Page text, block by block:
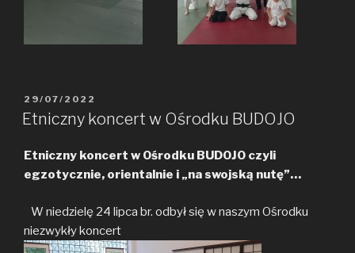
POSTED
ON
29/07/2022
Etniczny koncert w Ośrodku BUDOJO
Etniczny koncert w Ośrodku BUDOJO czyli
egzotycznie, orientalnie i „na swojską nutę”…
W niedzielę 24 lipca br. odbył się w naszym Ośrodku
niezwykły koncert